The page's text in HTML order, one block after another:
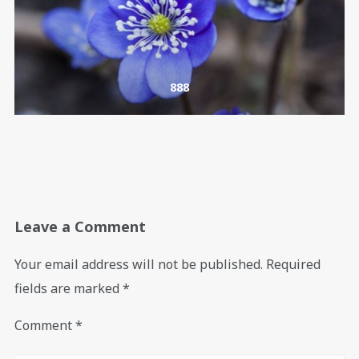
888
Leave a Comment
Your email address will not be published. Required
fields are marked *
Comment*